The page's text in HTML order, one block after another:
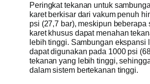
Peringkat tekanan untuk
karet berkisar dari vakum penuh
psi (27,7 bar), meskipun beberapa
karet khusus dapat menahan
lebih tinggi. Sambungan ekspansi
dapat digunakan pada 1000 psi
tekanan yang lebih tinggi,
dalam sistem bertekanan tinggi.